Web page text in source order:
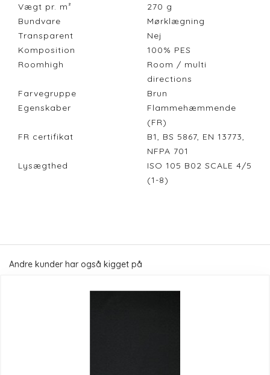
Vægt pr. m²
270 g
Bundvare
Mørklægning
Transparent
Nej
Komposition
100% PES
Roomhigh
Room / multi
directions
Farvegruppe
Brun
Egenskaber
Flammehæmmende
(FR)
FR certifikat
B1, BS 5867, EN 13773,
NFPA 701
Lysægthed
ISO 105 B02 SCALE 4/5
(1-8)
Andre kunder har også kigget på